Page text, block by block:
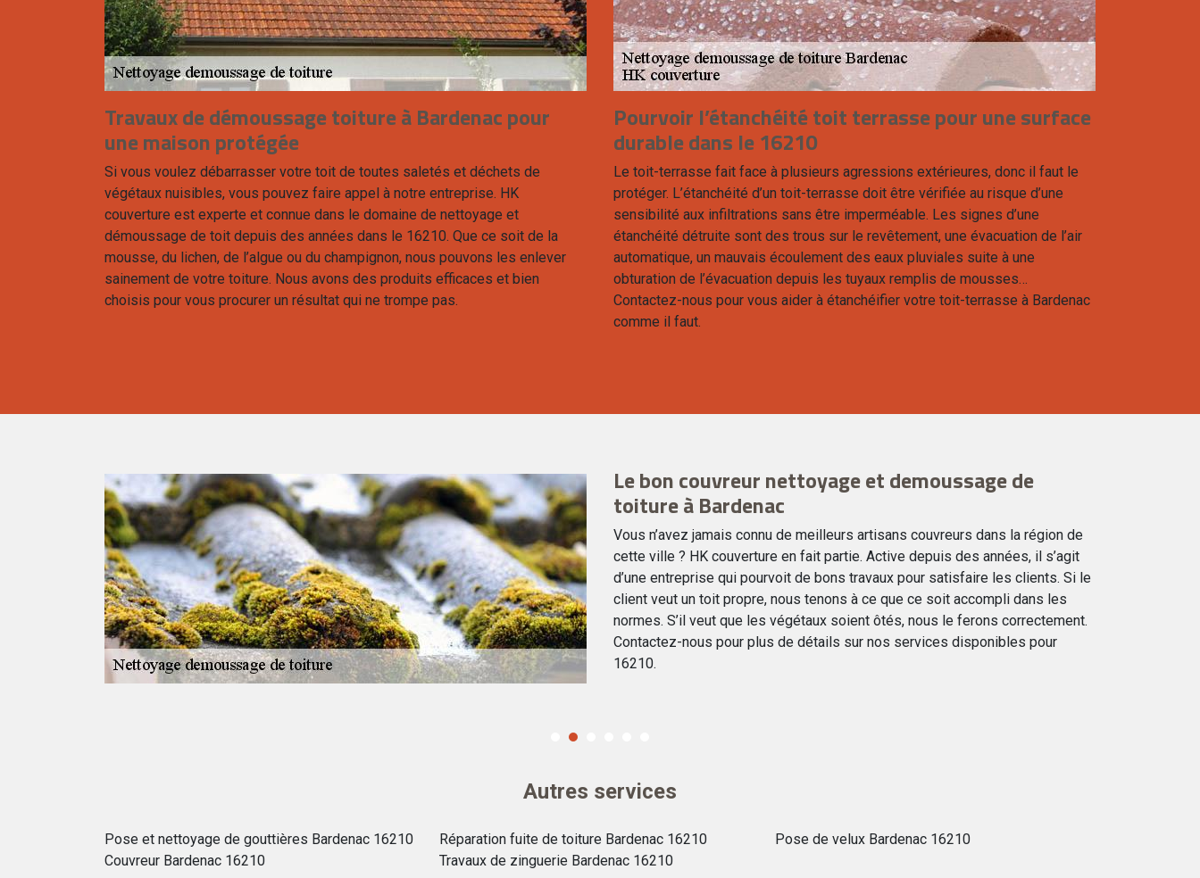
Travaux de démoussage toiture à Bardenac pour
une maison protégée
Si vous voulez débarrasser votre toit de toutes saletés et déchets de
végétaux nuisibles, vous pouvez faire appel à notre entreprise. HK
couverture est experte et connue dans le domaine de nettoyage et
démoussage de toit depuis des années dans le 16210. Que ce soit de la
mousse, du lichen, de l’algue ou du champignon, nous pouvons les enlever
sainement de votre toiture. Nous avons des produits efficaces et bien
choisis pour vous procurer un résultat qui ne trompe pas.
Pourvoir l’étanchéité toit terrasse pour une surface
durable dans le 16210
Le toit-terrasse fait face à plusieurs agressions extérieures, donc il faut le
protéger. L’étanchéité d’un toit-terrasse doit être vérifiée au risque d’une
sensibilité aux infiltrations sans être imperméable. Les signes d’une
étanchéité détruite sont des trous sur le revêtement, une évacuation de l’air
automatique, un mauvais écoulement des eaux pluviales suite à une
obturation de l’évacuation depuis les tuyaux remplis de mousses…
Contactez-nous pour vous aider à étanchéifier votre toit-terrasse à Bardenac
comme il faut.
Le bon couvreur nettoyage et demoussage de
toiture à Bardenac
Vous n’avez jamais connu de meilleurs artisans couvreurs dans la région de
cette ville ? HK couverture en fait partie. Active depuis des années, il s’agit
d’une entreprise qui pourvoit de bons travaux pour satisfaire les clients. Si le
client veut un toit propre, nous tenons à ce que ce soit accompli dans les
normes. S’il veut que les végétaux soient ôtés, nous le ferons correctement.
Contactez-nous pour plus de détails sur nos services disponibles pour
16210.
Autres services
Pose et nettoyage de gouttières Bardenac 16210
Couvreur Bardenac 16210
Réparation fuite de toiture Bardenac 16210
Travaux de zinguerie Bardenac 16210
Pose de velux Bardenac 16210